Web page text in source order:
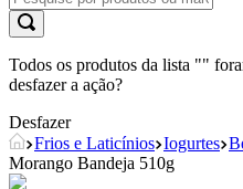
Todos os produtos da lista ""
desfazer a ação?
Desfazer
Frios e Laticínios Iogurtes
Morango Bandeja 510g